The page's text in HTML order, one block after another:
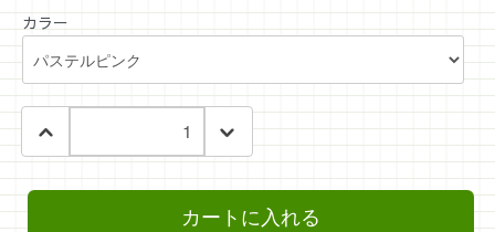
カラー
カートに入れる